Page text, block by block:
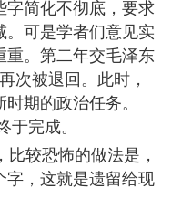
字简化不彻底，要求
。可是学者们意见实
重。第二年交毛泽东
次被退回。此时，
期的政治任务。
于完成。
较恐怖的做法是，
字，这就是遗留给现